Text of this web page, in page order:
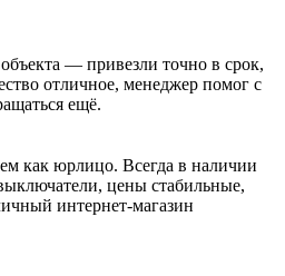
— привезли точно в срок,
отличное, менеджер помог с
ещё.
как юрлицо. Всегда в наличии
цены стабильные,
интернет-магазин